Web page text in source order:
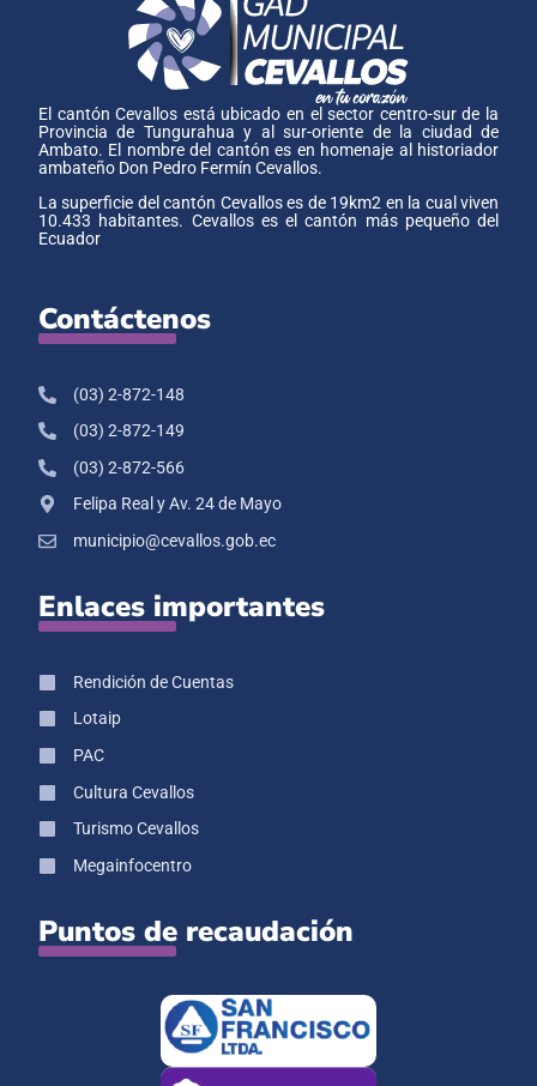
El cantón Cevallos está ubicado en el sector centro-sur de la
Provincia de Tungurahua y al sur-oriente de la ciudad de
Ambato. El nombre del cantón es en homenaje al historiador
ambateño Don Pedro Fermín Cevallos.
La superficie del cantón Cevallos es de 19km2 en la cual viven
10.433 habitantes. Cevallos es el cantón más pequeño del
Ecuador
Contáctenos
(03) 2-872-148
(03) 2-872-149
(03) 2-872-566
Felipa Real y Av. 24 de Mayo
municipio@cevallos.gob.ec
Enlaces importantes
Rendición de Cuentas
Lotaip
PAC
Cultura Cevallos
Turismo Cevallos
Megainfocentro
Puntos de recaudación